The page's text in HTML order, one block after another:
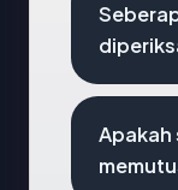
Apakah